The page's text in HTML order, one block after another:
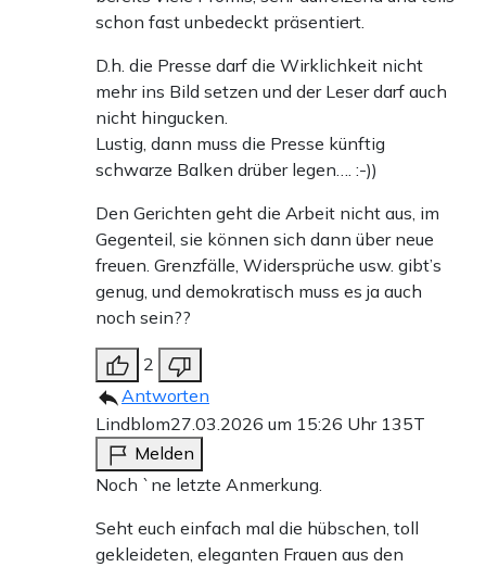
schon fast unbedeckt präsentiert.
D.h. die Presse darf die Wirklichkeit nicht
mehr ins Bild setzen und der Leser darf auch
nicht hingucken.
Lustig, dann muss die Presse künftig
schwarze Balken drüber legen…. :-))
Den Gerichten geht die Arbeit nicht aus, im
Gegenteil, sie können sich dann über neue
freuen. Grenzfälle, Widersprüche usw. gibt’s
genug, und demokratisch muss es ja auch
noch sein??
2
Antworten
Lindblom27.03.2026 um 15:26 Uhr 135T
Melden
Noch `ne letzte Anmerkung.
Seht euch einfach mal die hübschen, toll
gekleideten, eleganten Frauen aus den